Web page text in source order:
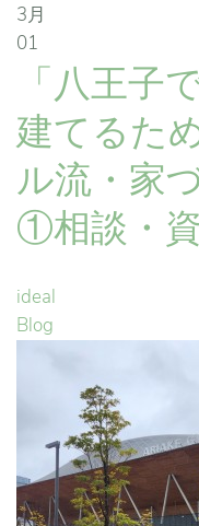
3月
01
「八王子
建てるた
ル流・家
①相談・資
ideal
Blog